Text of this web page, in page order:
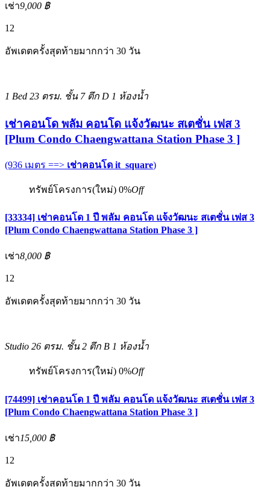
เช่า9,000 ฿
12
อัพเดตครั้งสุดท้ายมากกว่า 30 วัน
1 Bed 23 ตรม. ชั้น 7 ตึก D 1 ห้องน้ำ
เช่าคอนโด พลัม คอนโด แจ้งวัฒนะ สเตชั่น เฟส 3
[Plum Condo Chaengwattana Station Phase 3 ]
(936 เมตร ==> เช่าคอนโด it_square)
ทรัพย์โครงการ(ใหม่) 0%Off
[33334] เช่าคอนโด 1 ปี พลัม คอนโด แจ้งวัฒนะ สเตชั่น เฟส 3
[Plum Condo Chaengwattana Station Phase 3 ]
เช่า8,000 ฿
12
อัพเดตครั้งสุดท้ายมากกว่า 30 วัน
Studio 26 ตรม. ชั้น 2 ตึก B 1 ห้องน้ำ
ทรัพย์โครงการ(ใหม่) 0%Off
[74499] เช่าคอนโด 1 ปี พลัม คอนโด แจ้งวัฒนะ สเตชั่น เฟส 3
[Plum Condo Chaengwattana Station Phase 3 ]
เช่า15,000 ฿
12
อัพเดตครั้งสุดท้ายมากกว่า 30 วัน